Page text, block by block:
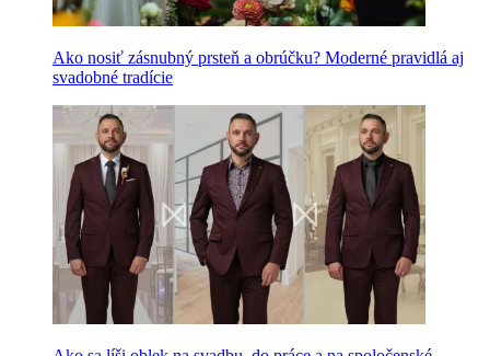
Ako nosiť zásnubný prsteň a obrúčku? Moderné pravidlá aj
svadobné tradície